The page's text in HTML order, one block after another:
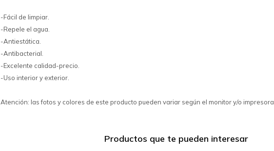
-Fácil de limpiar.
-Repele el agua.
-Antiestática.
-Antibacterial.
-Excelente calidad-precio.
-Uso interior y exterior.
Atención: las fotos y colores de este producto pueden variar según el monitor y/o impresora
Productos que te pueden interesar